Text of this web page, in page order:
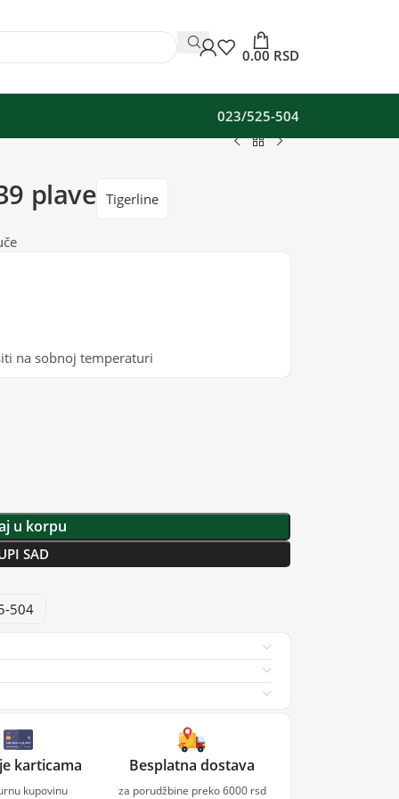
0.00 RSD
023/525-504
plave Tigerline
na sobnoj temperaturi
u korpu
SAD
504
karticama
kupovinu
Besplatna dostava
za porudžbine preko 6000 rsd